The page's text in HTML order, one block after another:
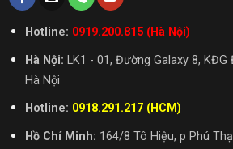
Hotline: 0919.200.815 (Hà Nội)
Hà Nội: LK1 - 01, Đường Galaxy 8,
Hà Nội
Hotline: 0918.291.217 (HCM)
Hồ Chí Minh: 164/8 Tô Hiệu, p Phú